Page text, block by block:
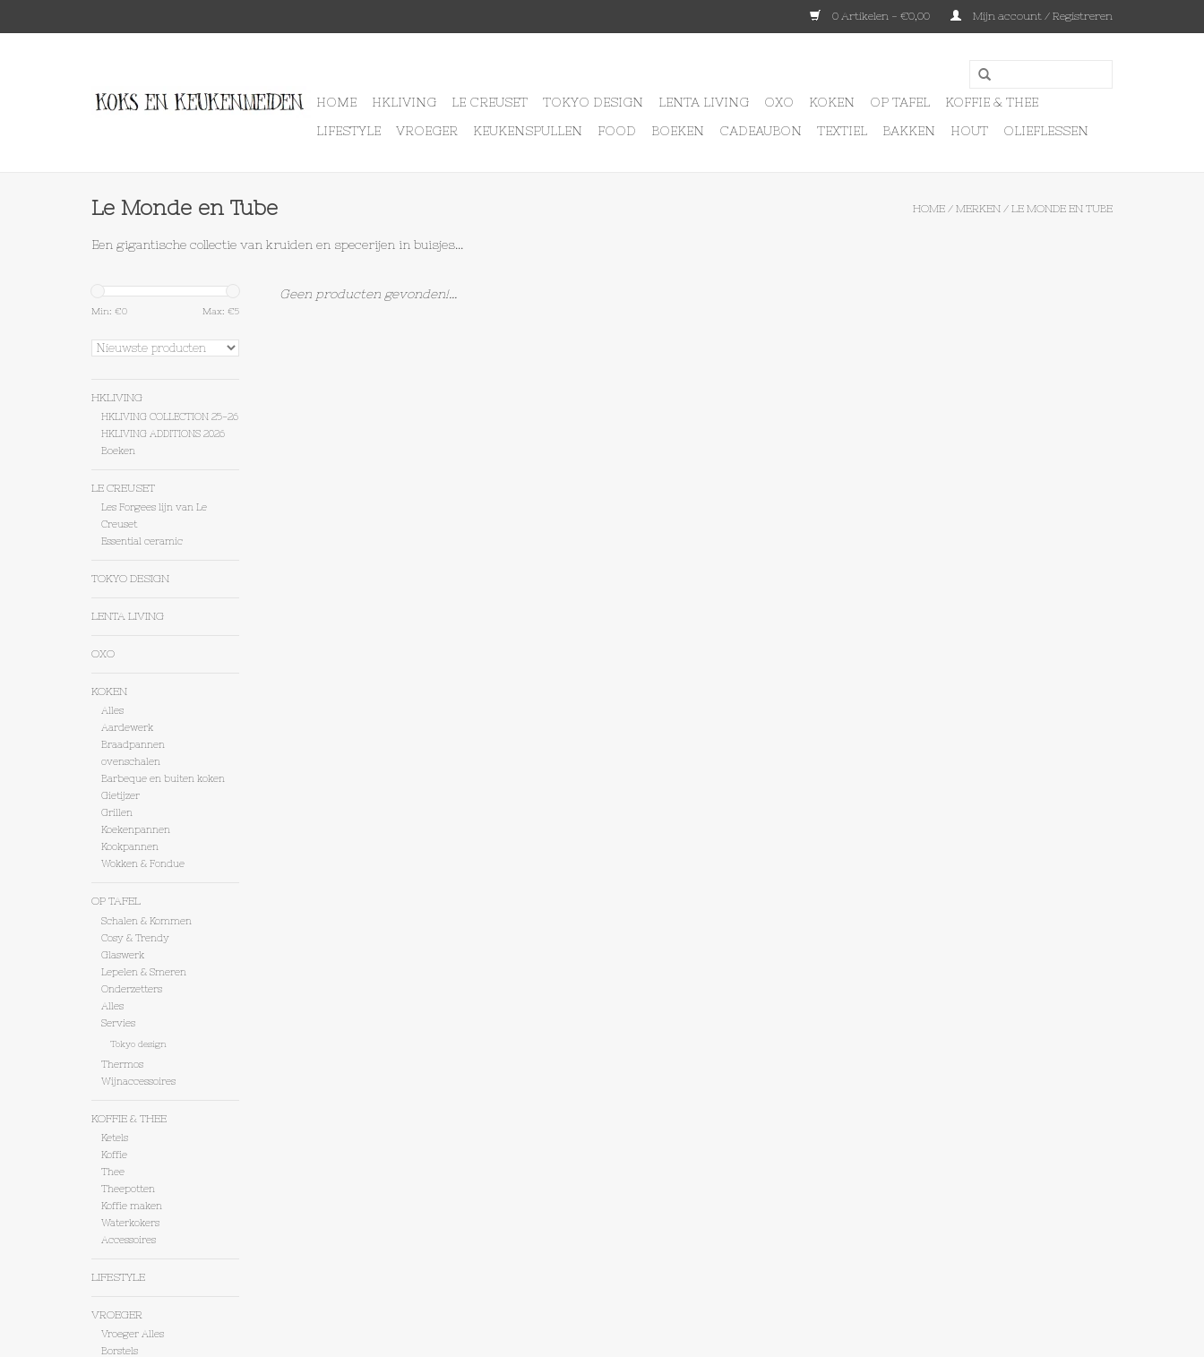
0 Artikelen - €0,00 Mijn account / Registreren
HOME HKLIVING LE CREUSET TOKYO DESIGN LENTA LIVING OXO KOKEN OP TAFEL
KOFFIE & THEE
LIFESTYLE
VROEGER KEUKENSPULLEN FOOD BOEKEN CADEAUBON TEXTIEL BAKKEN HOUT OLIEFLESSEN
Le Monde en Tube HOME / MERKEN / LE MONDE EN TUBE
Een gigantische collectie van kruiden en specerijen in buisjes...
Min: €0 Max: €5
HKLIVING
HKLIVING COLLECTION 25-26
HKLIVING ADDITIONS 2026
Boeken
LE CREUSET
Les Forgees lijn van Le
Creuset
Essential ceramic
TOKYO DESIGN
LENTA LIVING
OXO
KOKEN
Alles
Aardewerk
Braadpannen
ovenschalen
Barbeque en buiten koken
Gietijzer
Grillen
Koekenpannen
Kookpannen
Wokken & Fondue
OP TAFEL
Schalen & Kommen
Cosy & Trendy
Glaswerk
Lepelen & Smeren
Onderzetters
Alles
Servies
Tokyo design
Thermos
Wijnaccessoires
KOFFIE & THEE
Ketels
Koffie
Thee
Theepotten
Koffie maken
Waterkokers
Accessoires
LIFESTYLE
VROEGER
Vroeger Alles
Borstels
Geen producten gevonden!...